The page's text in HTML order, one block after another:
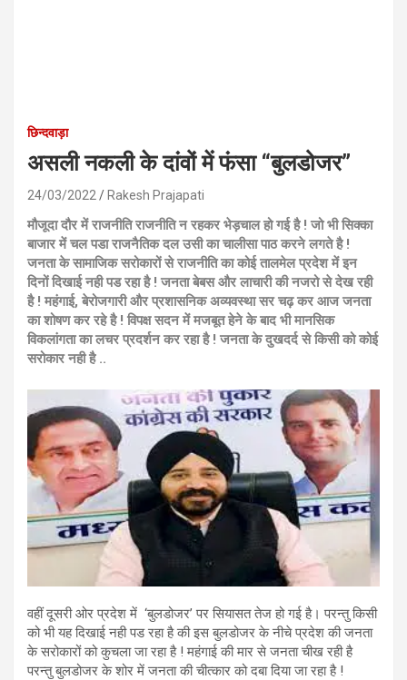
छिन्दवाड़ा
असली नकली के दांवों में फंसा “बुलडोजर”
24/03/2022 Rakesh Prajapati
मौजूदा दौर में राजनीति राजनीति न रहकर भेड़चाल हो गई है ! जो भी सिक्का
बाजार में चल पडा राजनैतिक दल उसी का चालीसा पाठ करने लगते है !
जनता के सामाजिक सरोकारों से राजनीति का कोई तालमेल प्रदेश में इन
दिनों दिखाई नही पड रहा है ! जनता बेबस और लाचारी की नजरो से देख रही
है ! महंगाई, बेरोजगारी और प्रशासनिक अव्यवस्था सर चढ़ कर आज जनता
का शोषण कर रहे है ! विपक्ष सदन में मजबूत हेने के बाद भी मानसिक
विकलांगता का लचर प्रदर्शन कर रहा है ! जनता के दुखदर्द से किसी को कोई
सरोकार नही है ..
वहीं दूसरी ओर प्रदेश में ‘बुलडोजर’ पर सियासत तेज हो गई है। परन्तु किसी
को भी यह दिखाई नही पड रहा है की इस बुलडोजर के नीचे प्रदेश की जनता
के सरोकारों को कुचला जा रहा है ! महंगाई की मार से जनता चीख रही है
परन्तु बुलडोजर के शोर में जनता की चीत्कार को दबा दिया जा रहा है !